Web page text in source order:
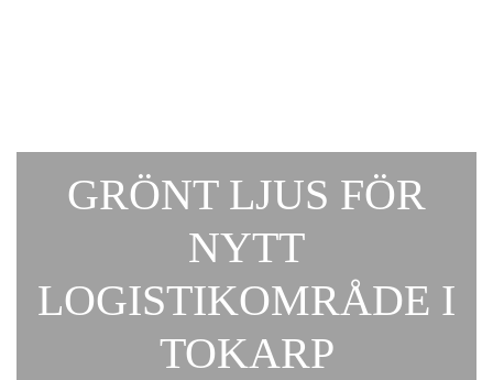
GRÖNT LJUS FÖR
NYTT
LOGISTIKOMRÅDE I
TOKARP